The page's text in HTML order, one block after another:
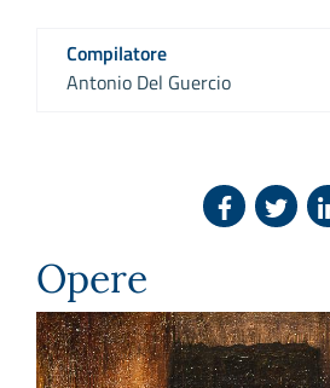
Compilatore
Antonio Del Guercio
Opere